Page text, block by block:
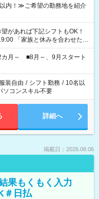
内！≫ご希望の勤務地を紹介
わせた
したい」 「できれば残業はし
ね。 ※Wワーク希望
勤務時間と、もう1つのお仕事
える場合は応募できません。
カ月～ ■8月～、9月スタート
服装自由 / シフト勤務 / 10名以
ソコンスキル不要
詳細へ
掲載日：2026.08.06
果もくもく入力
＃日払